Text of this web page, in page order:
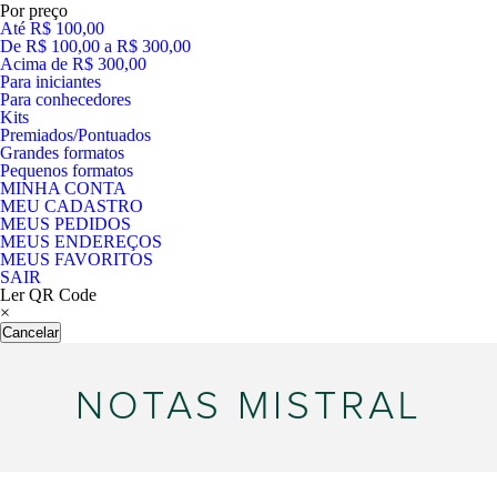
Por preço
Até R$ 100,00
De R$ 100,00 a R$ 300,00
Acima de R$ 300,00
Para iniciantes
Para conhecedores
Kits
Premiados/Pontuados
Grandes formatos
Pequenos formatos
MINHA CONTA
MEU CADASTRO
MEUS PEDIDOS
MEUS ENDEREÇOS
MEUS FAVORITOS
SAIR
Ler QR Code
×
Cancelar
NOTAS MISTRAL